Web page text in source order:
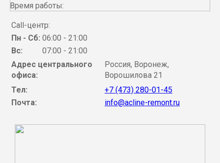
Время работы:
Call-центр:
Пн - Сб: 06:00 - 21:00
Вс:
07:00 - 21:00
Адрес центрального
офиса:
Россия, Воронеж,
Ворошилова 21
Тел:
+7 (473) 280-01-45
Почта:
info@acline-remont.ru